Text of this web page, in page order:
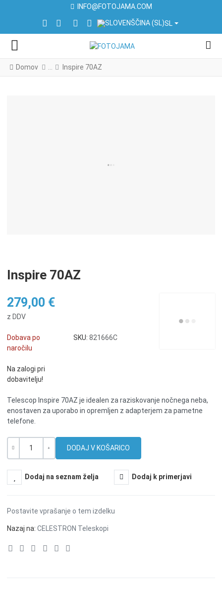
INFO@FOTOJAMA.COM
FACEBOOK SOCIAL LINK
INSTAGRAM SOCIAL LINK
LINKEDIN SOCIAL LINK
YOUTUBE SOCIAL LINK
IZBERITE VAŠ JEZIK
SL
Domov Inspire 70AZ
Inspire 70AZ
279,00 €
z DDV
Dobava po
naročilu
Na zalogi pri
dobavitelju!
SKU: 821666C
Telescop Inspire 70AZ je idealen za raziskovanje nočnega neba,
enostaven za uporabo in opremljen z adapterjem za pametne
telefone.
Dodaj na seznam želja Dodaj k primerjavi
Postavite vprašanje o tem izdelku
Nazaj na: CELESTRON Teleskopi